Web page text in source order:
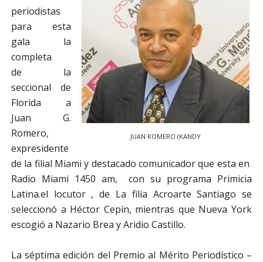
JUAN ROMERO (KANDY
periodistas
para esta
gala la
completa
de la
seccional de
Florida a
Juan G.
Romero,
expresidente
de la filial Miami y destacado comunicador que esta en
Radio Miami 1450 am, con su programa Primicia
Latina.el locutor , de La filia Acroarte Santiago se
seleccionó a Héctor Cepín, mientras que Nueva York
escogió a Nazario Brea yAridio Castillo.
La séptima edición del Premio al Mérito Periodístico –